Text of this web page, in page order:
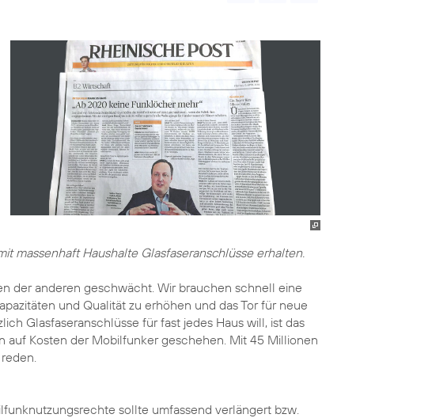
massenhaft Haushalte Glasfaseranschlüsse erhalten.
der anderen geschwächt. Wir brauchen schnell eine
und Qualität zu erhöhen und das Tor für neue
Glasfaseranschlüsse für fast jedes Haus will, ist das
auf Kosten der Mobilfunker geschehen. Mit 45 Millionen
sollte umfassend verlängert bzw.